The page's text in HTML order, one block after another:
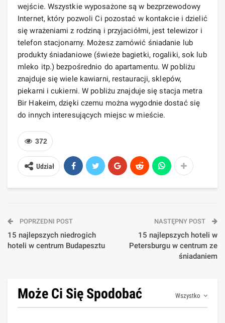
wejście. Wszystkie wyposażone są w bezprzewodowy
Internet, który pozwoli Ci pozostać w kontakcie i dzielić
się wrażeniami z rodziną i przyjaciółmi, jest telewizor i
telefon stacjonarny. Możesz zamówić śniadanie lub
produkty śniadaniowe (świeże bagietki, rogaliki, sok lub
mleko itp.) bezpośrednio do apartamentu. W pobliżu
znajduje się wiele kawiarni, restauracji, sklepów,
piekarni i cukierni. W pobliżu znajduje się stacja metra
Bir Hakeim, dzięki czemu można wygodnie dostać się
do innych interesujących miejsc w mieście.
372
Udział
POPRZEDNI POST
15 najlepszych niedrogich
hoteli w centrum Budapesztu
NASTĘPNY POST
15 najlepszych hoteli w
Petersburgu w centrum ze
śniadaniem
Wszystko
Może Ci Się Spodobać